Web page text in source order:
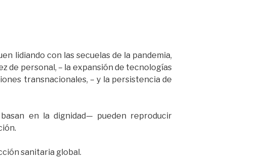
lidiando con las secuelas de la pandemia,
de personal, – la expansión de tecnologías
transnacionales, – y la persistencia de
en la dignidad— pueden reproducir
sanitaria global.